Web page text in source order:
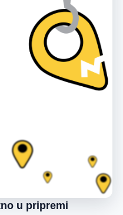
u pripremi